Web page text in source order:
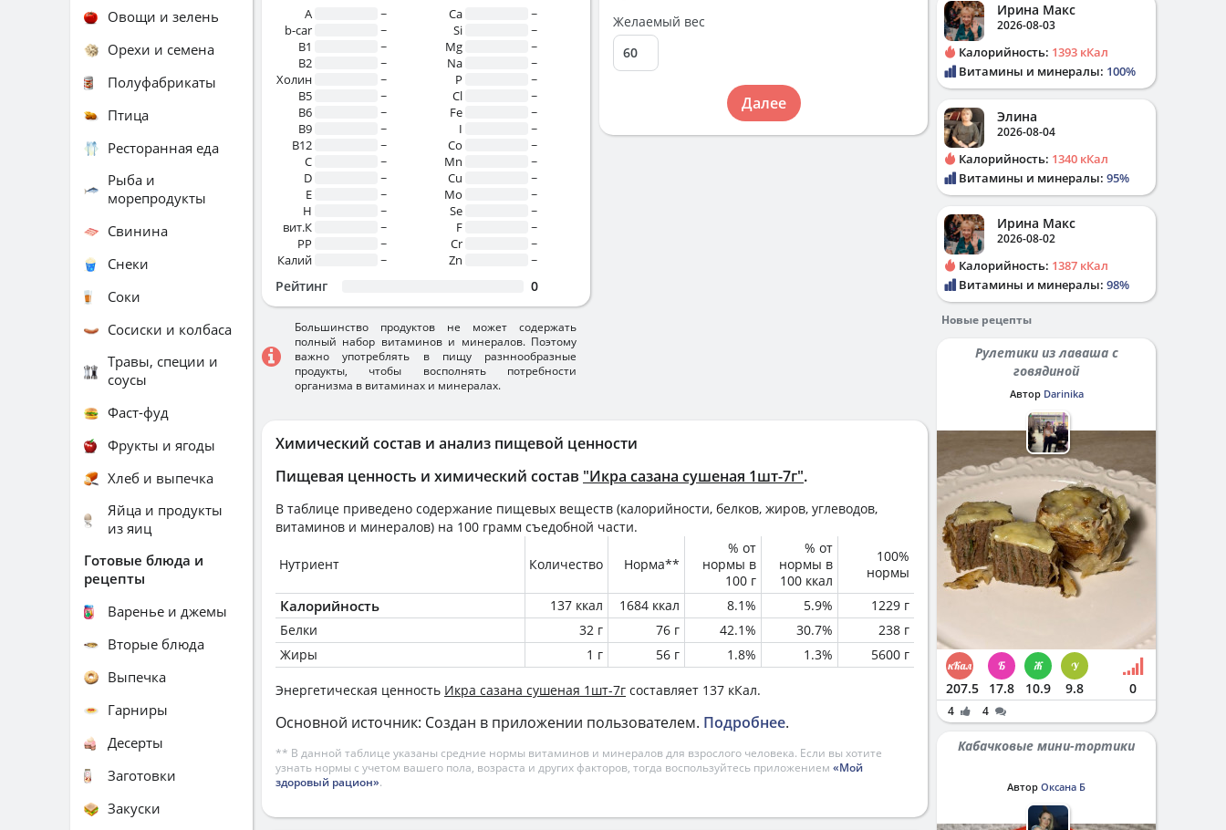
Химический состав и анализ пищевой ценности
Пищевая ценность и химический состав "Икра сазана сушеная 1шт-7г".
В таблице приведено содержание пищевых веществ (калорийности, белков, жиров, углеводов,
витаминов и минералов) на 100 грамм съедобной части.
Нутриент Количество Норма**
% от
нормы в
100 г
% от
нормы в
100 ккал
100%
нормы
Калорийность 137 ккал 1684 ккал 8.1% 5.9%
1229 г
Белки
32 г 76 г 42.1% 30.7%
238 г
Жиры
1 г 56 г 1.8% 1.3% 5600 г
Энергетическая ценность Икра сазана сушеная 1шт-7г составляет 137 кКал.
Основной источник: Создан в приложении пользователем. Подробнее.
** В данной таблице указаны средние нормы витаминов и минералов для взрослого человека. Если вы хотите
узнать нормы с учетом вашего пола, возраста и других факторов, тогда воспользуйтесь приложением «Мой
здоровый рацион».
A
~
b-car
~
В1
~
B2
~
Холин
~
B5
~
B6
~
B9
~
B12
~
C
~
D
~
E
~
H
~
вит.К
~
PP
~
Калий
~
Ca
~
Si
~
Mg
~
Na
~
P
~
Cl
~
Fe
~
I
~
Co
~
Mn
~
Cu
~
Mo
~
Se
~
F
~
Cr
~
Zn
~
Рейтинг 0
Большинство продуктов не может содержать
полный набор витаминов и минералов. Поэтому
важно употреблять в пищу разннообразные
продукты, чтобы восполнять потребности
организма в витаминах и минералах.
Желаемый вес
Далее
Овощи и зелень
Орехи и семена
Полуфабрикаты
Птица
Ресторанная еда
Рыба и
морепродукты
Свинина
Снеки
Соки
Сосиски и колбаса
Травы, специи и
соусы
Фаст-фуд
Фрукты и ягоды
Хлеб и выпечка
Яйца и продукты
из яиц
Готовые блюда и
рецепты
Варенье и джемы
Вторые блюда
Выпечка
Гарниры
Десерты
Заготовки
Закуски
Ирина Макс
2026-08-03
Калорийность: 1393 кКал
Витамины и минералы: 100%
Элина
2026-08-04
Калорийность: 1340 кКал
Витамины и минералы: 95%
Ирина Макс
2026-08-02
Калорийность: 1387 кКал
Витамины и минералы: 98%
Новые рецепты
Рулетики из лаваша с
говядиной
Автор Darinika
207.5 17.8 10.9 9.8 0
4 4
Кабачковые мини-тортики
Автор Оксана Б